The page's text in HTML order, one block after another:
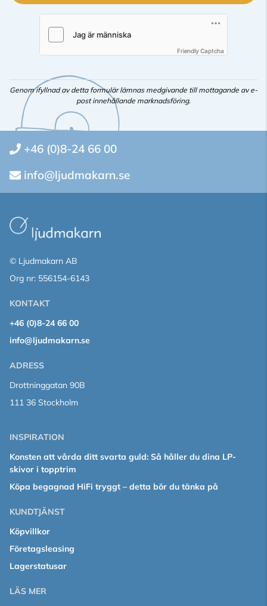
Friendly Captcha
Genom ifyllnad av detta formulär lämnas medgivande till mottagande av e-
post innehållande marknadsföring.
+46 (0)8-24 66 00
info@ljudmakarn.se
© Ljudmakarn AB
Org nr: 556154-6143
KONTAKT
+46 (0)8-24 66 00
info@ljudmakarn.se
ADRESS
Drottninggatan 90B
111 36 Stockholm
INSPIRATION
Konsten att vårda ditt svarta guld: Så håller du dina LP-
skivor i topptrim
Köpa begagnad HiFi tryggt – detta bör du tänka på
KUNDTJÄNST
Köpvillkor
Företagsleasing
Lagerstatusar
LÄS MER